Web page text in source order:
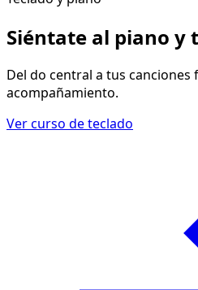
Siéntate al piano y
Del do central a tus
acompañamiento.
Ver curso de teclado